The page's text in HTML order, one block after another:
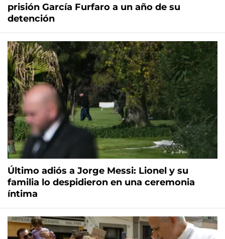
prisión García Furfaro a un año de su
detención
Último adiós a Jorge Messi: Lionel y su
familia lo despidieron en una ceremonia
íntima